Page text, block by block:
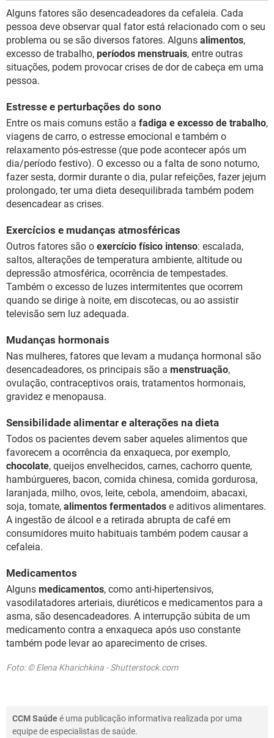
Alguns fatores são desencadeadores da cefaleia. Cada
pessoa deve observar qual fator está relacionado com o seu
problema ou se são diversos fatores. Alguns alimentos,
excesso de trabalho, períodos menstruais, entre outras
situações, podem provocar crises de dor de cabeça em uma
pessoa.
Estresse e perturbações do sono
Entre os mais comuns estão a fadiga e excesso de trabalho,
viagens de carro, o estresse emocional e também o
relaxamento pós-estresse (que pode acontecer após um
dia/período festivo). O excesso ou a falta de sono noturno,
fazer sesta, dormir durante o dia, pular refeições, fazer jejum
prolongado, ter uma dieta desequilibrada também podem
desencadear as crises.
Exercícios e mudanças atmosféricas
Outros fatores são o exercício físico intenso: escalada,
saltos, alterações de temperatura ambiente, altitude ou
depressão atmosférica, ocorrência de tempestades.
Também o excesso de luzes intermitentes que ocorrem
quando se dirige à noite, em discotecas, ou ao assistir
televisão sem luz adequada.
Mudanças hormonais
Nas mulheres, fatores que levam a mudança hormonal são
desencadeadores, os principais são a menstruação,
ovulação, contraceptivos orais, tratamentos hormonais,
gravidez e menopausa.
Sensibilidade alimentar e alterações na dieta
Todos os pacientes devem saber aqueles alimentos que
favorecem a ocorrência da enxaqueca, por exemplo,
chocolate, queijos envelhecidos, carnes, cachorro quente,
hambúrgueres, bacon, comida chinesa, comida gordurosa,
laranjada, milho, ovos, leite, cebola, amendoim, abacaxi,
soja, tomate, alimentos fermentados e aditivos alimentares.
A ingestão de álcool e a retirada abrupta de café em
consumidores muito habituais também podem causar a
cefaleia.
Medicamentos
Alguns medicamentos, como anti-hipertensivos,
vasodilatadores arteriais, diuréticos e medicamentos para a
asma, são desencadeadores. A interrupção súbita de um
medicamento contra a enxaqueca após uso constante
também pode levar ao aparecimento de crises.
Foto: © Elena Kharichkina - Shutterstock.com
CCM Saúdeé uma publicação informativa realizada por uma
equipe de especialistas de saúde.